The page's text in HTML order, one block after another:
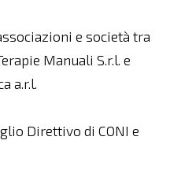
e società tra
Manuali S.r.l. e
a.r.l.
Direttivo di CONI e